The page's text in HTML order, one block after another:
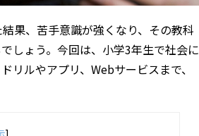
果、苦手意識が強くなり、その教科
しょう。今回は、小学3年生で社会に
リルやアプリ、Webサービスまで、